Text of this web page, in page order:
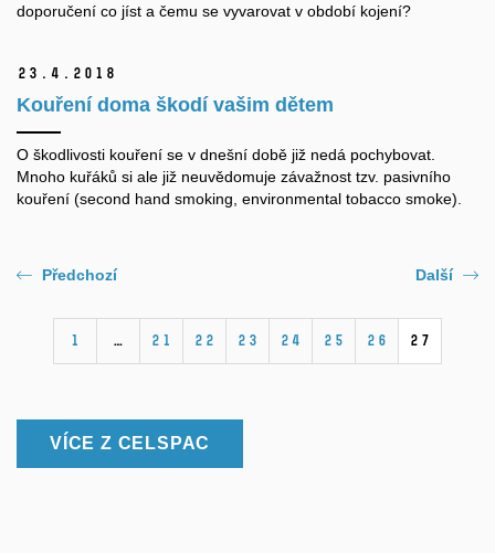
doporučení co jíst a čemu se vyvarovat v období kojení?
23. 4. 2018
Kouření doma škodí vašim dětem
O škodlivosti kouření se v dnešní době již nedá pochybovat.
Mnoho kuřáků si ale již neuvědomuje závažnost tzv. pasivního
kouření (second hand smoking, environmental tobacco smoke).
Předchozí
1 … 21 22 23 24 25 26 27
Další
VÍCE Z CELSPAC